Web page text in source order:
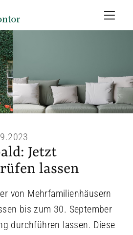
Jetzt
lassen
von Mehrfamilienhäusern
bis zum 30. September
durchführen lassen. Diese